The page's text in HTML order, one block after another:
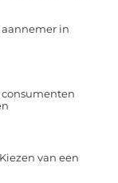
in
consumenten
van een